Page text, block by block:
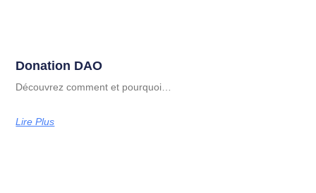
Donation DAO
Découvrez comment et pourquoi…
Lire Plus